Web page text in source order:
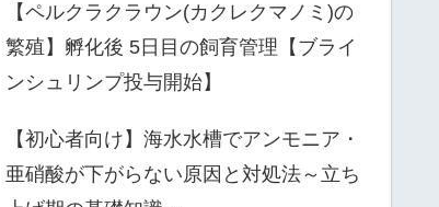
【ペルクラクラウン(カクレクマノミ)の
繁殖】孵化後 5日目の飼育管理【ブライ
ンシュリンプ投与開始】
【初心者向け】海水水槽でアンモニア・
亜硝酸が下がらない原因と対処法～立ち